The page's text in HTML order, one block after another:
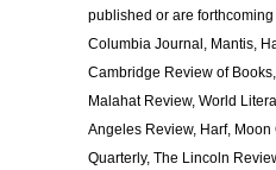
published or are
Columbia Journal, Mantis,
Cambridge Review of
Malahat Review, World
Angeles Review, Harf,
Quarterly, The Lincoln